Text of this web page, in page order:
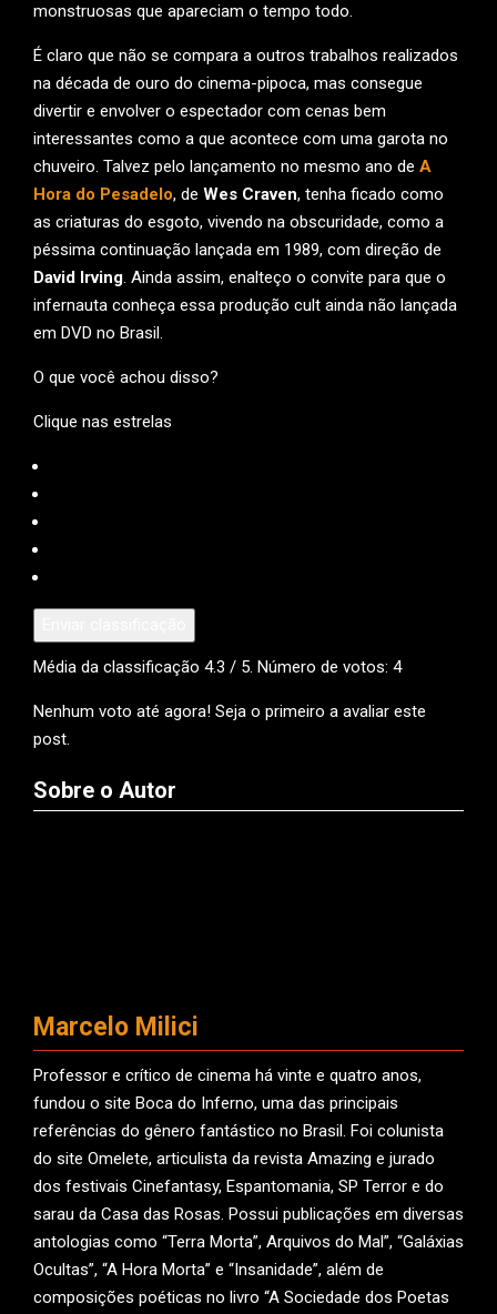
monstruosas que apareciam o tempo todo.
É claro que não se compara a outros trabalhos realizados
na década de ouro do cinema-pipoca, mas consegue
divertir e envolver o espectador com cenas bem
interessantes como a que acontece com uma garota no
chuveiro. Talvez pelo lançamento no mesmo ano de A
Hora do Pesadelo, de Wes Craven, tenha ficado como
as criaturas do esgoto, vivendo na obscuridade, como a
péssima continuação lançada em 1989, com direção de
David Irving. Ainda assim, enalteço o convite para que o
infernauta conheça essa produção cult ainda não lançada
em DVD no Brasil.
O que você achou disso?
Clique nas estrelas
Média da classificação 4.3 / 5. Número de votos: 4
Nenhum voto até agora! Seja o primeiro a avaliar este
post.
Sobre o Autor
Marcelo Milici
Professor e crítico de cinema há vinte e quatro anos,
fundou o site Boca do Inferno, uma das principais
referências do gênero fantástico no Brasil. Foi colunista
do site Omelete, articulista da revista Amazing e jurado
dos festivais Cinefantasy, Espantomania, SP Terror e do
sarau da Casa das Rosas. Possui publicações em diversas
antologias como “Terra Morta”, Arquivos do Mal”, “Galáxias
Ocultas”, “A Hora Morta” e “Insanidade”, além de
composições poéticas no livro “A Sociedade dos Poetas